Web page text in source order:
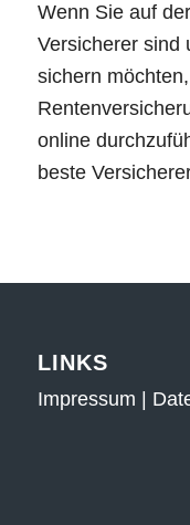
Wenn Sie auf
Versicherer sind
sichern
online
beste
LINKS
Impressum |